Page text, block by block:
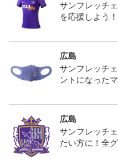
サンフレッチ
を応援しよう！
広島
サンフレッチ
ントになった
広島
サンフレッチ
たい方に！全